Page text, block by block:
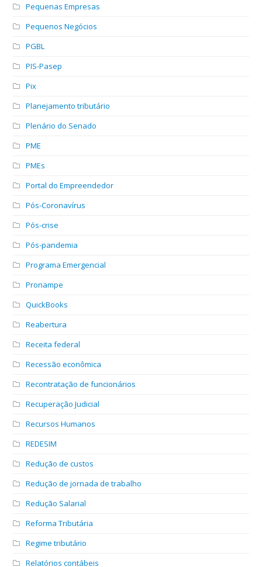
Pequenas Empresas
Pequenos Negócios
PGBL
PIS-Pasep
Pix
Planejamento tributário
Plenário do Senado
PME
PMEs
Portal do Empreendedor
Pós-Coronavírus
Pós-crise
Pós-pandemia
Programa Emergencial
Pronampe
QuickBooks
Reabertura
Receita federal
Recessão econômica
Recontratação de funcionários
Recuperação Judicial
Recursos Humanos
REDESIM
Redução de custos
Redução de jornada de trabalho
Redução Salarial
Reforma Tributária
Regime tributário
Relatórios contábeis